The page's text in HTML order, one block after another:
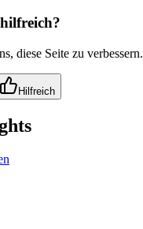
diese Seite zu verbessern.
Hilfreich